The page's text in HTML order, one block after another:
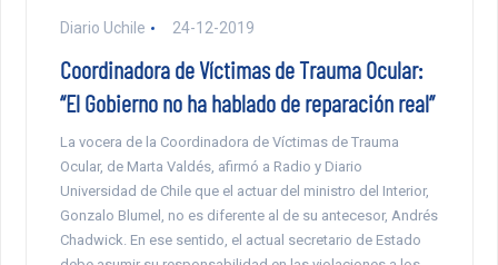
Diario Uchile 24-12-2019
Coordinadora de Víctimas de Trauma Ocular:
“El Gobierno no ha hablado de reparación real”
La vocera de la Coordinadora de Víctimas de Trauma
Ocular, de Marta Valdés, afirmó a Radio y Diario
Universidad de Chile que el actuar del ministro del Interior,
Gonzalo Blumel, no es diferente al de su antecesor, Andrés
Chadwick. En ese sentido, el actual secretario de Estado